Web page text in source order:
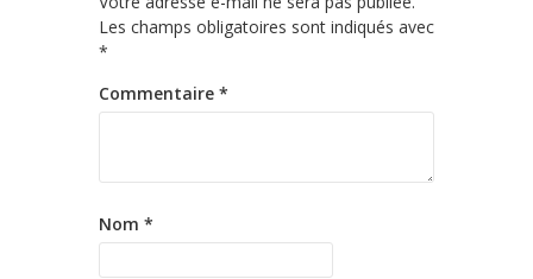
Les champs obligatoires sont indiqués avec
*
Commentaire *
Nom *